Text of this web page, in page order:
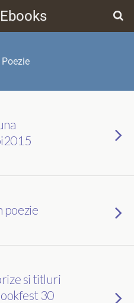
Poezie
poezie
si titluri
30